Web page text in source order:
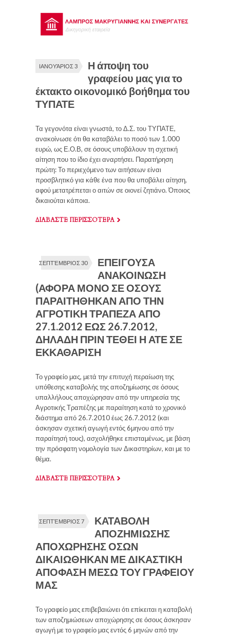
ΙΑΝΟΥΆΡΙΟΣ 3
Η άποψη του
γραφείου μας για το
έκτακτο οικονομικό βοήθημα του
ΤΥΠΑΤΕ
Τα γεγονότα είναι γνωστά, το Δ.Σ. του ΤΥΠΑΤΕ,
ανακοίνωσε ότι θα καταβάλει το ποσό των 1.000
ευρώ, ως Ε.Ο.Β, σε όσους υποβάλουν τη σχετική
αίτηση που το ίδιο έχει αναρτήσει. Παρατήρηση
πρώτη: Το περιεχόμενο των αιτήσεων είναι
προσβλητικό για κάθε ένα που θα υποβάλει αίτηση,
αφού μετατρέπεται ο αιτών σε οιονεί ζητιάνο. Όποιος
δικαιούται κάποια.
ΔΙΑΒΑΣΤΕ ΠΕΡΙΣΣΟΤΕΡΑ
ΣΕΠΤΈΜΒΡΙΟΣ 30
ΕΠΕΙΓΟΥΣΑ
ΑΝΑΚΟΙΝΩΣΗ
(ΑΦΟΡΑ ΜΟΝΟ ΣΕ ΟΣΟΥΣ
ΠΑΡΑΙΤΗΘΗΚΑΝ ΑΠΟ ΤΗΝ
ΑΓΡΟΤΙΚΗ ΤΡΑΠΕΖΑ ΑΠΟ
27.1.2012 ΕΩΣ 26.7.2012,
ΔΗΛΑΔΗ ΠΡΙΝ ΤΕΘΕΙ Η ΑΤΕ ΣΕ
ΕΚΚΑΘΑΡΙΣΗ
Το γραφείο μας, μετά την επιτυχή περαίωση της
υπόθεσης καταβολής της αποζημίωσης σε όσους
υπαλλήλους αποχώρησαν από την υπηρεσία της
Αγροτικής Τραπέζης με παραίτηση κατά το χρονικό
διάστημα από 26.7.2010 έως 26.7.2012 (και
άσκησαν σχετική αγωγή εντός 6μηνου από την
παραίτησή τους), ασχολήθηκε επισταμένως, με βάση
την πρόσφατη νομολογία των Δικαστηρίων, και με το
θέμα.
ΔΙΑΒΑΣΤΕ ΠΕΡΙΣΣΟΤΕΡΑ
ΣΕΠΤΈΜΒΡΙΟΣ 7
ΚΑΤΑΒΟΛΗ
ΑΠΟΖΗΜΙΩΣΗΣ
ΑΠΟΧΩΡΗΣΗΣ ΟΣΩΝ
ΔΙΚΑΙΩΘΗΚΑΝ ΜΕ ΔΙΚΑΣΤΙΚΗ
ΑΠΟΦΑΣΗ ΜΕΣΩ ΤΟΥ ΓΡΑΦΕΙΟΥ
ΜΑΣ
Το γραφείο μας επιβεβαιώνει ότι επίκειται η καταβολή
των αποζημιώσεων αποχώρησης σε όσους άσκησαν
αγωγή με το γραφείο μας εντός 6 μηνών από την